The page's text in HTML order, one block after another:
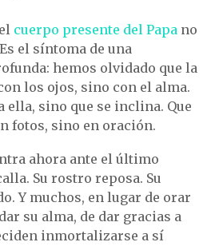
cuerpo presente del Papa no
el síntoma de una
hemos olvidado que la
los ojos, sino con el alma.
ella, sino que se inclina. Que
fotos, sino en oración.
ahora ante el último
Su rostro reposa. Su
Y muchos, en lugar de orar
su alma, de dar gracias a
inmortalizarse a sí